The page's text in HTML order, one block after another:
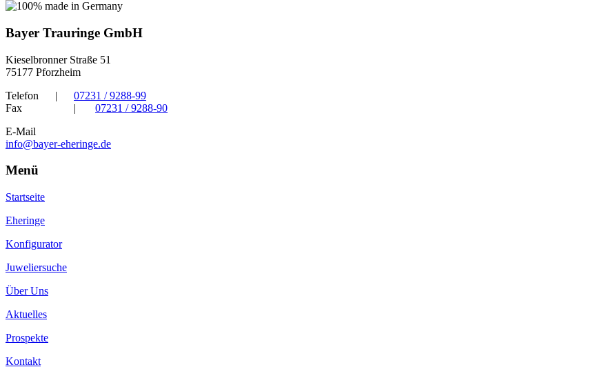
Bayer Trauringe GmbH
Kieselbronner Straße 51
75177 Pforzheim
Telefon
|
07231 / 9288-99
Fax
|
07231 / 9288-90
E-Mail
info@bayer-eheringe.de
Menü
Startseite
Eheringe
Konfigurator
Juweliersuche
Über Uns
Aktuelles
Prospekte
Kontakt